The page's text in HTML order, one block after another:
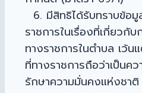
6. มีสิทธิได้รับทราบข้อมู
ราชการในเรื่องที่เกี่ยวกั
ทางราชการในตำบล เว้น
ที่ทางราชการถือว่าเป็นค
รักษาความมั่นคงแห่งชา